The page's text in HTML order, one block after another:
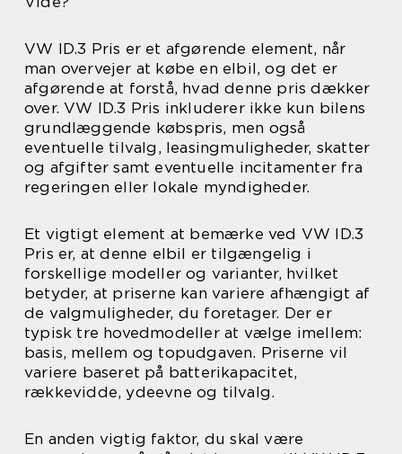
VW ID.3 Pris er et afgørende element, når
man overvejer at købe en elbil, og det er
afgørende at forstå, hvad denne pris dækker
over. VW ID.3 Pris inkluderer ikke kun bilens
grundlæggende købspris, men også
eventuelle tilvalg, leasingmuligheder, skatter
og afgifter samt eventuelle incitamenter fra
regeringen eller lokale myndigheder.
Et vigtigt element at bemærke ved VW ID.3
Pris er, at denne elbil er tilgængelig i
forskellige modeller og varianter, hvilket
betyder, at priserne kan variere afhængigt af
de valgmuligheder, du foretager. Der er
typisk tre hovedmodeller at vælge imellem:
basis, mellem og topudgaven. Priserne vil
variere baseret på batterikapacitet,
rækkevidde, ydeevne og tilvalg.
En anden vigtig faktor, du skal være